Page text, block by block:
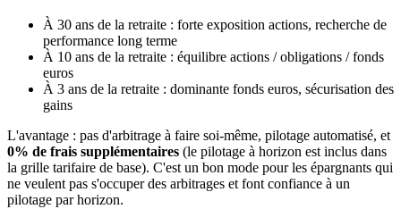
À 30 ans de la retraite : forte exposition actions, recherche de
performance long terme
À 10 ans de la retraite : équilibre actions / obligations / fonds
euros
À 3 ans de la retraite : dominante fonds euros, sécurisation des
gains
L'avantage : pas d'arbitrage à faire soi-même, pilotage automatisé, et
0% de frais supplémentaires (le pilotage à horizon est inclus dans
la grille tarifaire de base). C'est un bon mode pour les épargnants qui
ne veulent pas s'occuper des arbitrages et font confiance à un
pilotage par horizon.